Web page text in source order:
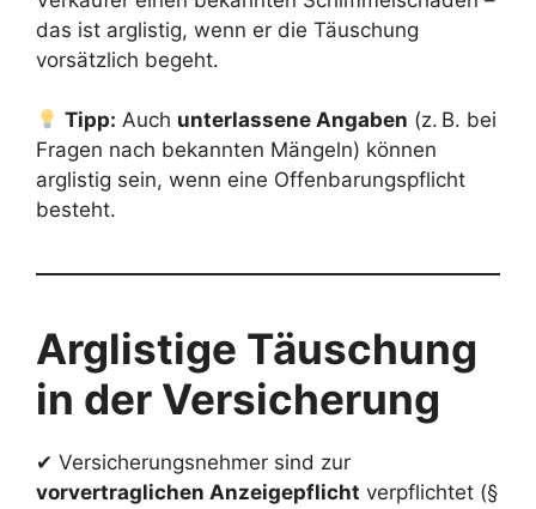
das ist arglistig, wenn er die Täuschung
vorsätzlich begeht.
Tipp: Auch unterlassene Angaben (z. B. bei
Fragen nach bekannten Mängeln) können
arglistig sein, wenn eine Offenbarungspflicht
besteht.
Arglistige Täuschung
in der Versicherung
✔ Versicherungsnehmer sind zur
vorvertraglichen Anzeigepflicht verpflichtet (§